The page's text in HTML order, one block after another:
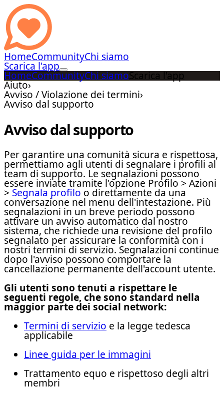
HomeCommunityChi siamo
Scarica l'app
HomeCommunityChi siamoScarica l'app
Aiuto›
Avviso / Violazione dei termini›
Avviso dal supporto
Avviso dal supporto
Per garantire una comunità sicura e rispettosa,
permettiamo agli utenti di segnalare i profili al
team di supporto. Le segnalazioni possono
essere inviate tramite l'opzione Profilo > Azioni
> Segnala profilo o direttamente da una
conversazione nel menu dell'intestazione. Più
segnalazioni in un breve periodo possono
attivare un avviso automatico dal nostro
sistema, che richiede una revisione del profilo
segnalato per assicurare la conformità con i
nostri termini di servizio. Segnalazioni continue
dopo l'avviso possono comportare la
cancellazione permanente dell'account utente.
Gli utenti sono tenuti a rispettare le
seguenti regole, che sono standard nella
maggior parte dei social network:
Termini di servizio e la legge tedesca
applicabile
Linee guida per le immagini
Trattamento equo e rispettoso degli altri
membri